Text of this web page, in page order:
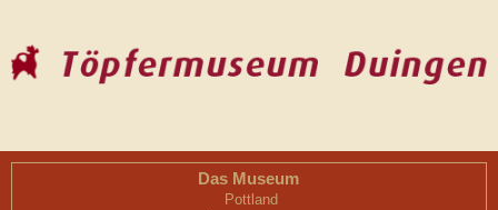
Das Museum
Pottland